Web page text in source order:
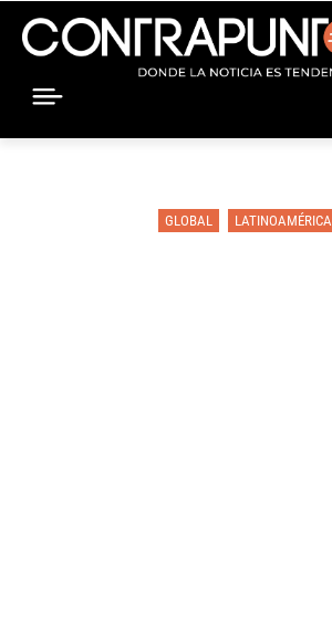
GLOBAL LATINOAMÉRICA